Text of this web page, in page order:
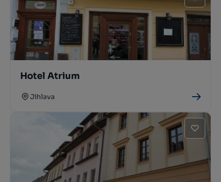
Hotel Atrium
Jihlava